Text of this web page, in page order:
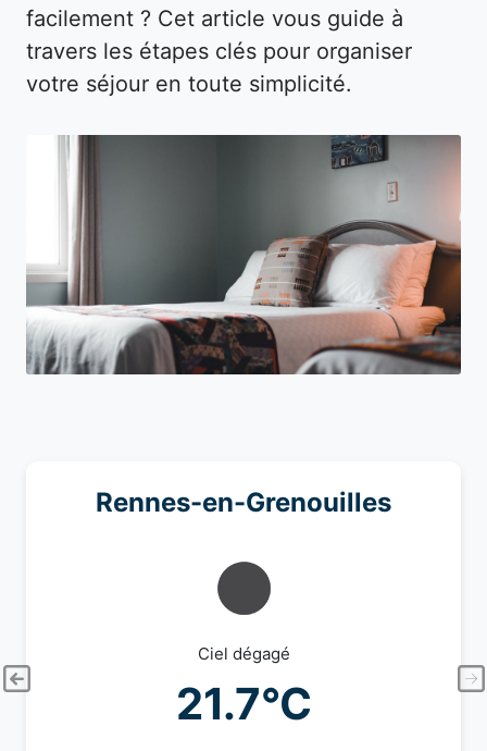
facilement ? Cet article vous guide à
travers les étapes clés pour organiser
votre séjour en toute simplicité.
Rennes-en-Grenouilles
Ciel dégagé
21.7°C